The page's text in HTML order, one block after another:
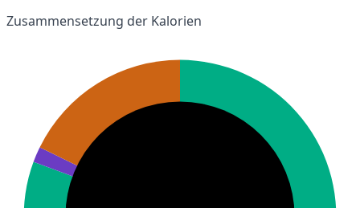
Zusammensetzung der Kalorien